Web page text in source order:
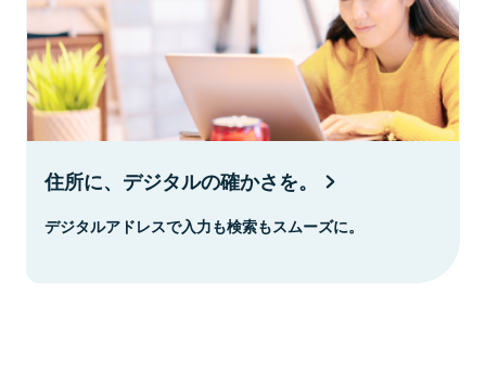
住所に、デジタルの確かさを。
デジタルアドレスで入力も検索もスムーズに。